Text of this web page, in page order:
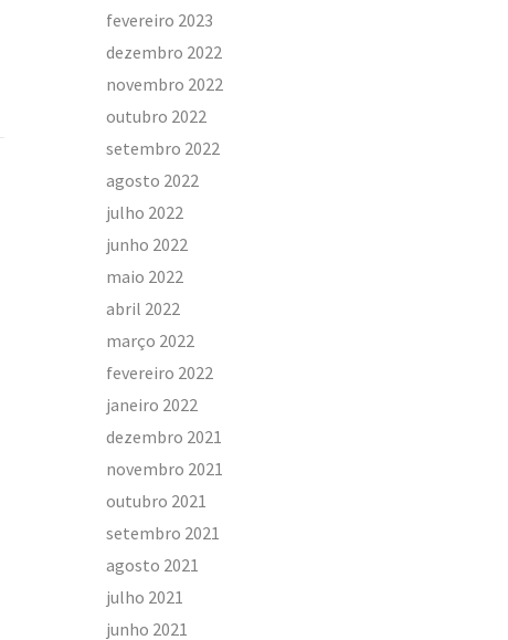
fevereiro 2023
dezembro 2022
novembro 2022
outubro 2022
setembro 2022
agosto 2022
julho 2022
junho 2022
maio 2022
abril 2022
março 2022
fevereiro 2022
janeiro 2022
dezembro 2021
novembro 2021
outubro 2021
setembro 2021
agosto 2021
julho 2021
junho 2021